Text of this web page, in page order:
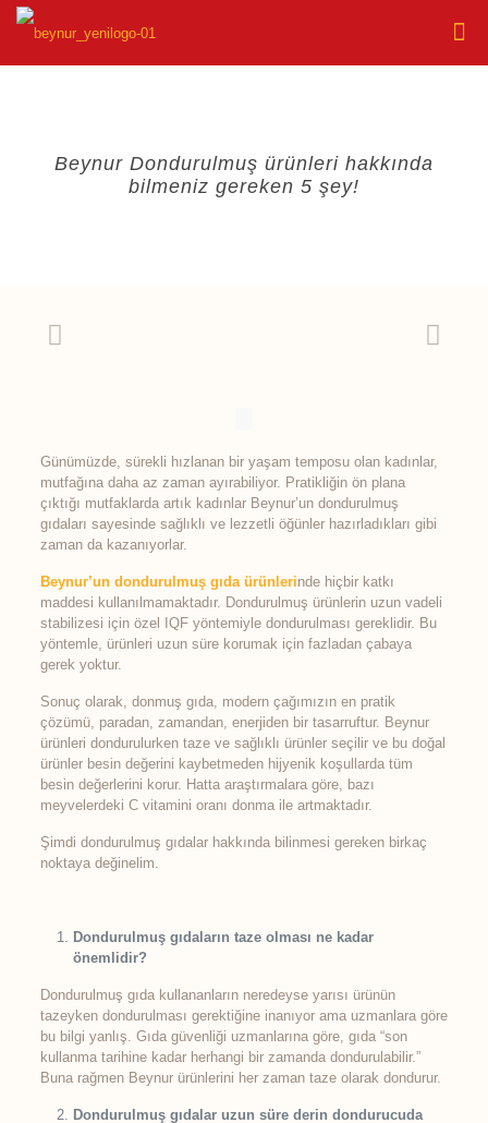
Beynur Dondurulmuş ürünleri hakkında
bilmeniz gereken 5 şey!
Günümüzde, sürekli hızlanan bir yaşam temposu olan kadınlar,
mutfağına daha az zaman ayırabiliyor. Pratikliğin ön plana
çıktığı mutfaklarda artık kadınlar Beynur’un dondurulmuş
gıdaları sayesinde sağlıklı ve lezzetli öğünler hazırladıkları gibi
zaman da kazanıyorlar.
Beynur’un dondurulmuş gıda ürünlerinde hiçbir katkı
maddesi kullanılmamaktadır. Dondurulmuş ürünlerin uzun vadeli
stabilizesi için özel IQF yöntemiyle dondurulması gereklidir. Bu
yöntemle, ürünleri uzun süre korumak için fazladan çabaya
gerek yoktur.
Sonuç olarak, donmuş gıda, modern çağımızın en pratik
çözümü, paradan, zamandan, enerjiden bir tasarruftur. Beynur
ürünleri dondurulurken taze ve sağlıklı ürünler seçilir ve bu doğal
ürünler besin değerini kaybetmeden hijyenik koşullarda tüm
besin değerlerini korur. Hatta araştırmalara göre, bazı
meyvelerdeki C vitamini oranı donma ile artmaktadır.
Şimdi dondurulmuş gıdalar hakkında bilinmesi gereken birkaç
noktaya değinelim.
Dondurulmuş gıdaların taze olması ne kadar
önemlidir?
Dondurulmuş gıda kullananların neredeyse yarısı ürünün
tazeyken dondurulması gerektiğine inanıyor ama uzmanlara göre
bu bilgi yanlış. Gıda güvenliği uzmanlarına göre, gıda “son
kullanma tarihine kadar herhangi bir zamanda dondurulabilir.”
Buna rağmen Beynur ürünlerini her zaman taze olarak dondurur.
Dondurulmuş gıdalar uzun süre derin dondurucuda